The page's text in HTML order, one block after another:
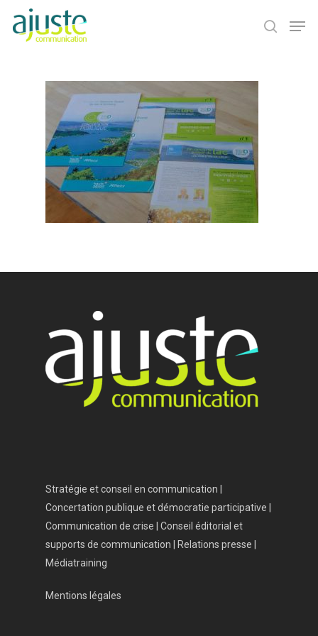
Stratégie et conseil en communication |
Concertation publique et démocratie participative |
Communication de crise | Conseil éditorial et
supports de communication | Relations presse |
Médiatraining
Mentions légales
Accueil
Vos besoins
Nous connaître
Salle de presse
Contact